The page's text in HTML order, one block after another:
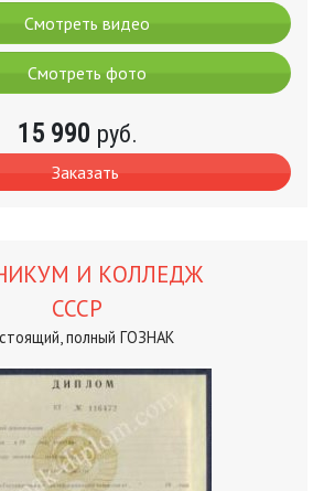
Смотреть видео
Смотреть фото
15 990 руб.
Заказать
И КОЛЛЕДЖ
СССР
полный ГОЗНАК